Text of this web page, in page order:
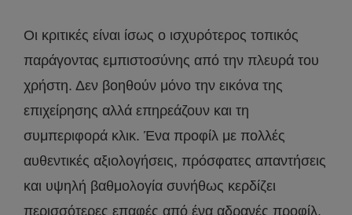
Οι κριτικές είναι ίσως ο ισχυρότερος τοπικός
παράγοντας εμπιστοσύνης από την πλευρά του
χρήστη. Δεν βοηθούν μόνο την εικόνα της
επιχείρησης αλλά επηρεάζουν και τη
συμπεριφορά κλικ. Ένα προφίλ με πολλές
αυθεντικές αξιολογήσεις, πρόσφατες απαντήσεις
και υψηλή βαθμολογία συνήθως κερδίζει
περισσότερες επαφές από ένα αδρανές προφίλ,